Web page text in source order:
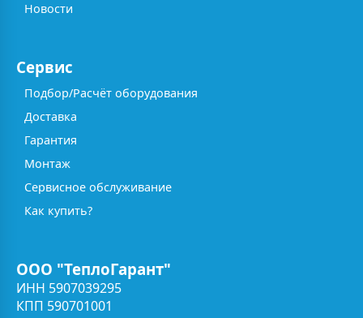
Новости
Сервис
Подбор/Расчёт оборудования
Доставка
Гарантия
Монтаж
Сервисное обслуживание
Как купить?
ООО "ТеплоГарант"
ИНН 5907039295
КПП 590701001